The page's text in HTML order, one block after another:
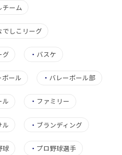
チーム
でしこリーグ
グ ・ バスケ
ール ・ バレーボール部
ル ・ ファミリー
ル ・ ブランディング
球 ・ プロ野球選手